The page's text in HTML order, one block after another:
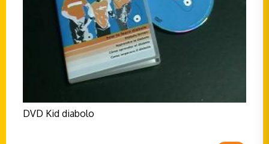
DVD Kid diabolo